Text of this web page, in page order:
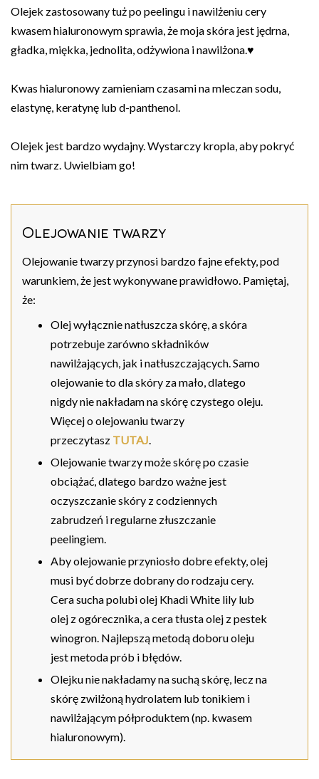
Olejek zastosowany tuż po peelingu i nawilżeniu cery
kwasem hialuronowym sprawia, że moja skóra jest jędrna,
gładka, miękka, jednolita, odżywiona i nawilżona.♥
Kwas hialuronowy zamieniam czasami na mleczan sodu,
elastynę, keratynę lub d-panthenol.
Olejek jest bardzo wydajny. Wystarczy kropla, aby pokryć
nim twarz. Uwielbiam go!
Olejowanie twarzy
Olejowanie twarzy przynosi bardzo fajne efekty, pod
warunkiem, że jest wykonywane prawidłowo. Pamiętaj,
że:
Olej wyłącznie natłuszcza skórę, a skóra
potrzebuje zarówno składników
nawilżających, jak i natłuszczających. Samo
olejowanie to dla skóry za mało, dlatego
nigdy nie nakładam na skórę czystego oleju.
Więcej o olejowaniu twarzy
przeczytasz TUTAJ.
Olejowanie twarzy może skórę po czasie
obciążać, dlatego bardzo ważne jest
oczyszczanie skóry z codziennych
zabrudzeń i regularne złuszczanie
peelingiem.
Aby olejowanie przyniosło dobre efekty, olej
musi być dobrze dobrany do rodzaju cery.
Cera sucha polubi olej Khadi White lily lub
olej z ogórecznika, a cera tłusta olej z pestek
winogron. Najlepszą metodą doboru oleju
jest metoda prób i błędów.
Olejku nie nakładamy na suchą skórę, lecz na
skórę zwilżoną hydrolatem lub tonikiem i
nawilżającym półproduktem (np. kwasem
hialuronowym).